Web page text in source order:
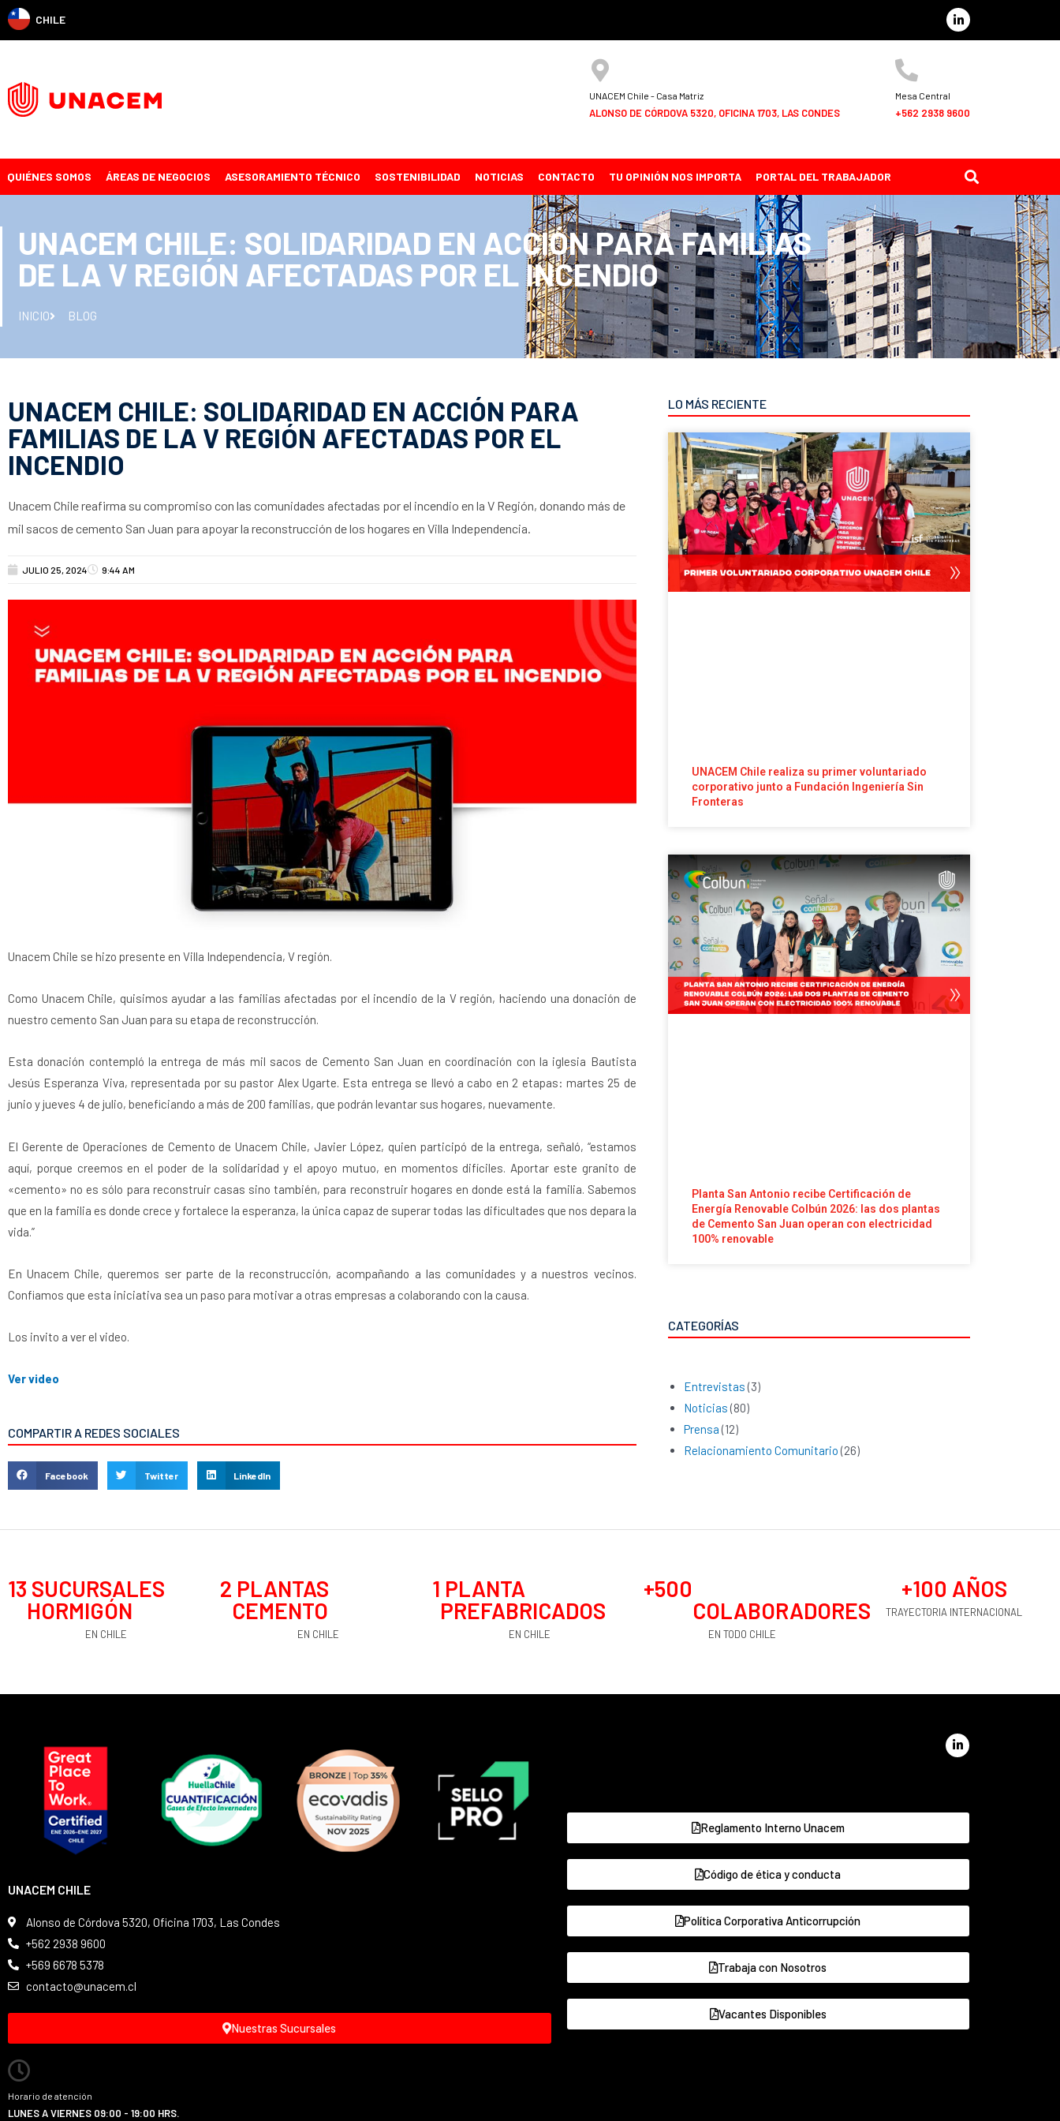
CHILE
UNACEM Chile - Casa Matriz
ALONSO DE CÓRDOVA 5320, OFICINA 1703, LAS CONDES
Mesa Central
+562 2938 9600
QUIÉNES SOMOS ÁREAS DE NEGOCIOS ASESORAMIENTO TÉCNICO SOSTENIBILIDAD NOTICIAS CONTACTO TU OPINIÓN NOS IMPORTA PORTAL DEL TRABAJADOR
UNACEM CHILE: SOLIDARIDAD EN ACCIÓN PARA FAMILIAS
DE LA V REGIÓN AFECTADAS POR EL INCENDIO
INICIO BLOG
UNACEM CHILE: SOLIDARIDAD EN ACCIÓN PARA
FAMILIAS DE LA V REGIÓN AFECTADAS POR EL
INCENDIO
Unacem Chile reafirma su compromiso con las comunidades afectadas por el incendio en la V Región, donando más de
mil sacos de cemento San Juan para apoyar la reconstrucción de los hogares en Villa Independencia.
JULIO 25, 2024 9:44 AM
Unacem Chile se hizo presente en Villa Independencia, V región.
Como Unacem Chile, quisimos ayudar a las familias afectadas por el incendio de la V región, haciendo una donación de
nuestro cemento San Juan para su etapa de reconstrucción.
Esta donación contempló la entrega de más mil sacos de Cemento San Juan en coordinación con la iglesia Bautista
Jesús Esperanza Viva, representada por su pastor Alex Ugarte. Esta entrega se llevó a cabo en 2 etapas: martes 25 de
junio y jueves 4 de julio, beneficiando a más de 200 familias, que podrán levantar sus hogares, nuevamente.
El Gerente de Operaciones de Cemento de Unacem Chile, Javier López, quien participó de la entrega, señaló, “estamos
aquí, porque creemos en el poder de la solidaridad y el apoyo mutuo, en momentos difíciles. Aportar este granito de
«cemento» no es sólo para reconstruir casas sino también, para reconstruir hogares en donde está la familia. Sabemos
que en la familia es donde crece y fortalece la esperanza, la única capaz de superar todas las dificultades que nos depara la
vida.”
En Unacem Chile, queremos ser parte de la reconstrucción, acompañando a las comunidades y a nuestros vecinos.
Confiamos que esta iniciativa sea un paso para motivar a otras empresas a colaborando con la causa.
Los invito a ver el video.
Ver video
COMPARTIR A REDES SOCIALES
Facebook Twitter LinkedIn
LO MÁS RECIENTE
UNACEM Chile realiza su primer voluntariado
corporativo junto a Fundación Ingeniería Sin
Fronteras
Planta San Antonio recibe Certificación de
Energía Renovable Colbún 2026: las dos plantas
de Cemento San Juan operan con electricidad
100% renovable
CATEGORÍAS
Entrevistas (3)
Noticias (80)
Prensa (12)
Relacionamiento Comunitario (26)
EN CHILE
13
HORMIGÓN
EN CHILE
2
CEMENTO
EN CHILE
1
PREFABRICADOS
EN TODO CHILE
+500
COLABORADORES
TRAYECTORIA INTERNACIONAL
+100 AÑOS
UNACEM CHILE
Alonso de Córdova 5320, Oficina 1703, Las Condes
+562 2938 9600
+569 6678 5378
contacto@unacem.cl
Nuestras Sucursales
Horario de atención
LUNES A VIERNES 09:00 - 19:00 HRS.
Reglamento Interno Unacem
Código de ética y conducta
Política Corporativa Anticorrupción
Trabaja con Nosotros
Vacantes Disponibles